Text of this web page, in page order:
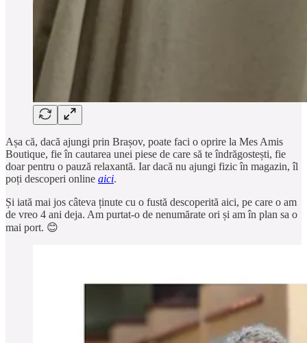
Așa că, dacă ajungi prin Brașov, poate faci o oprire la Mes Amis
Boutique, fie în cautarea unei piese de care să te îndrăgostești, fie
doar pentru o pauză relaxantă. Iar dacă nu ajungi fizic în magazin, îl
poți descoperi online aici.
Și iată mai jos câteva ținute cu o fustă descoperită aici, pe care o am
de vreo 4 ani deja. Am purtat-o de nenumărate ori și am în plan sa o
mai port. 😊